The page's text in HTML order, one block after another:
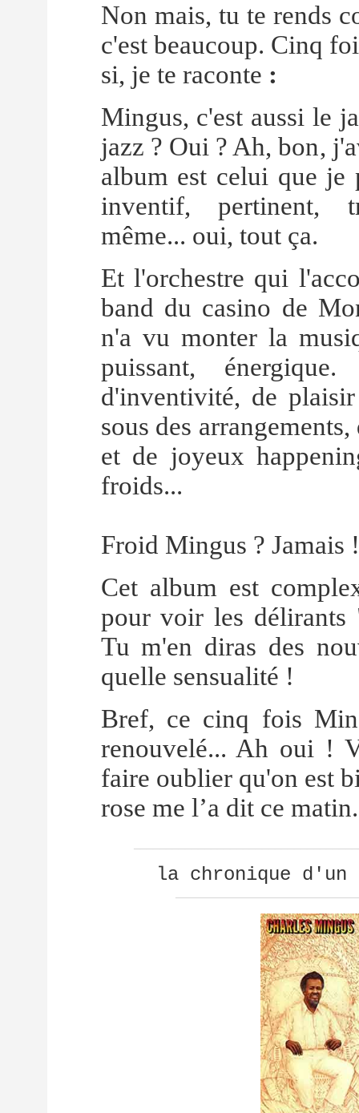
Non mais, tu te rends
c'est beaucoup. Cinq
si, je te raconte :
Mingus, c'est aussi le
jazz ? Oui ? Ah, bon,
album est celui que
inventif, pertinent,
même... oui, tout ça.
Et l'orchestre qui
band du casino de
n'a vu monter la
puissant,
d'inventivité, de
sous des
et de joyeux
froids...
Froid Mingus ? Jamais !
Cet album est
pour voir les
Tu m'en diras des
quelle sensualité !
Bref, ce cinq fois
renouvelé... Ah oui !
faire oublier qu'on est
rose me l’a dit ce matin.
la chronique d'un